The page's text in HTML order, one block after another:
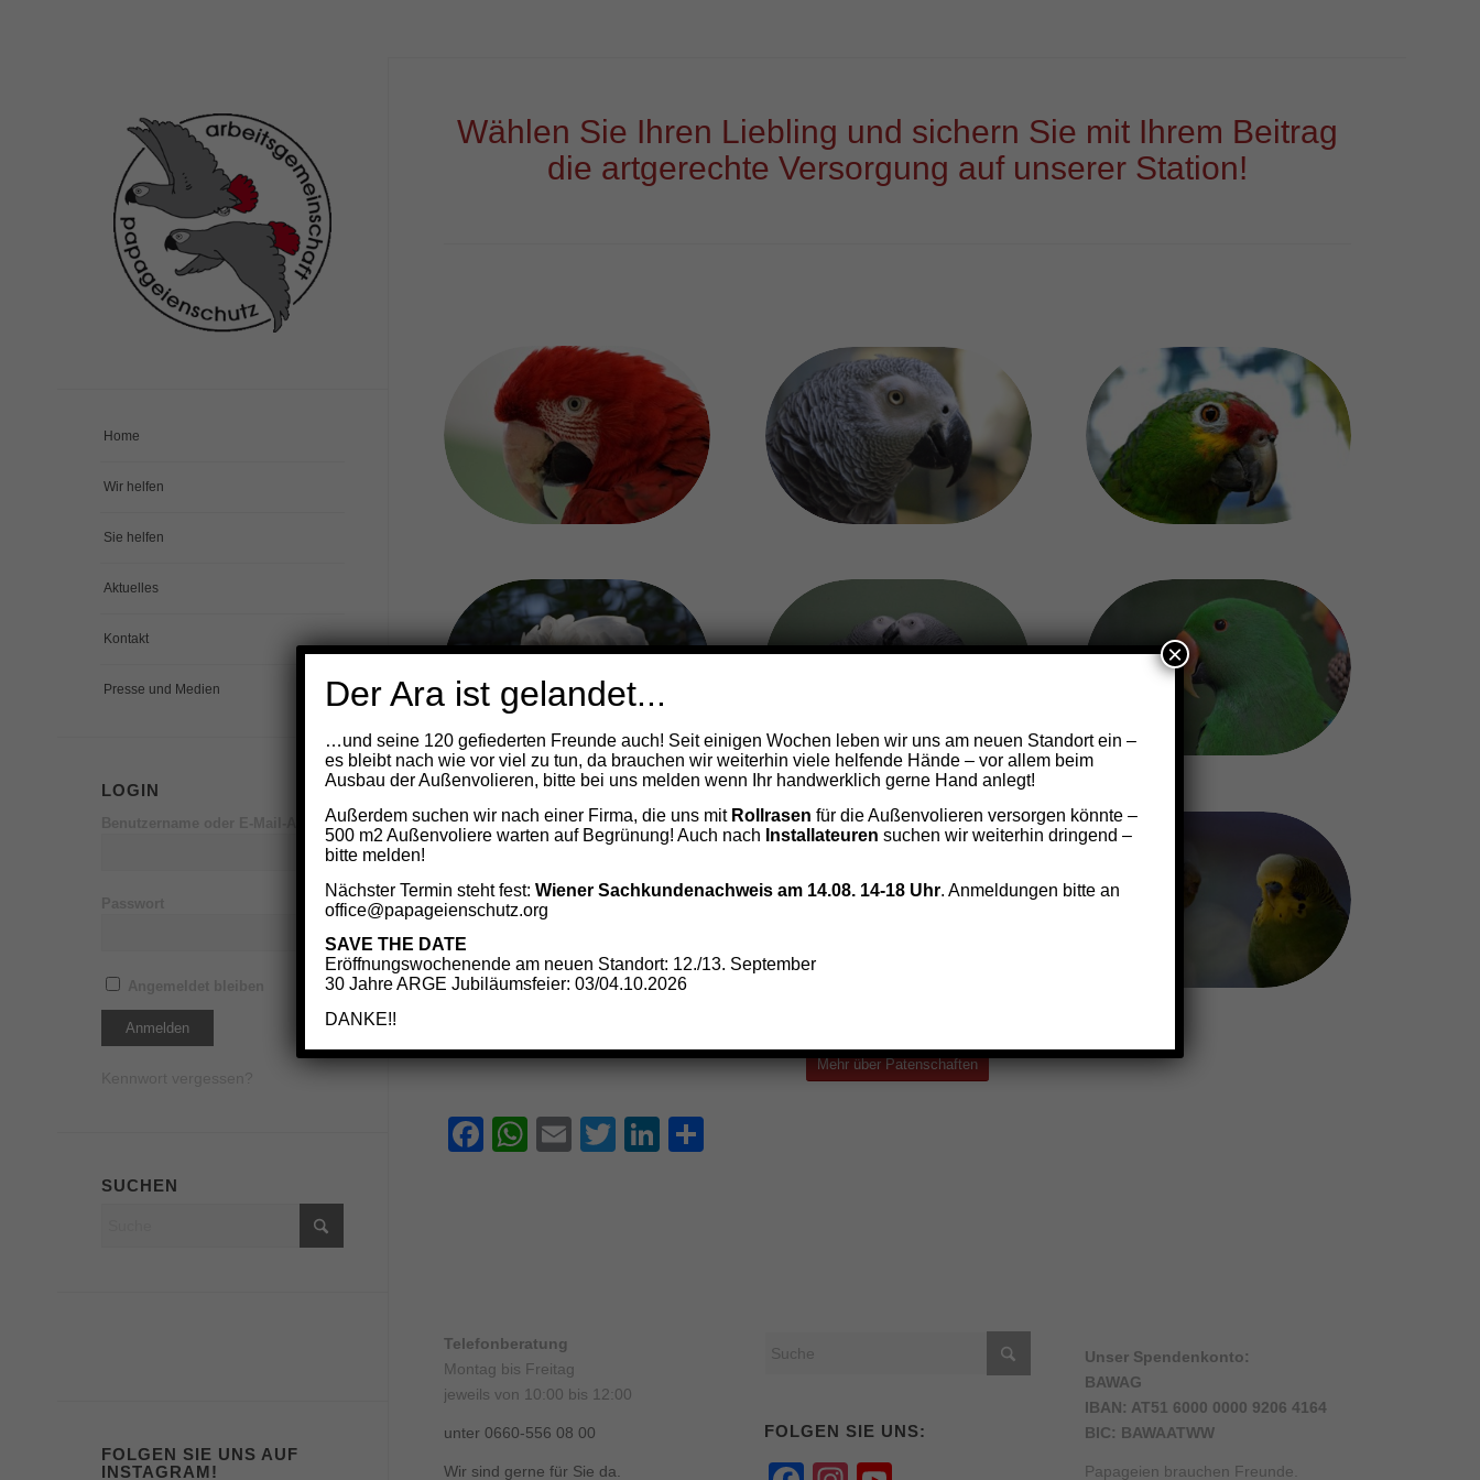
Home
Wir helfen
Sie helfen
Aktuelles
Kontakt
Presse und Medien
LOGIN
Benutzername oder E-Mail-Adresse
SUCHEN
FOLGEN SIE UNS AUF
INSTAGRAM!
Wählen Sie Ihren Liebling und sichern Sie mit Ihrem Beitrag
die artgerechte Versorgung auf unserer Station!
Ara Patenschaft ab 15
€ monatlich
Graupapageien
Patenschaft ab 9 €
monatlich
Amazonen Patenschaft
ab 9 € monatlich
Kakadu Patenschaft ab
12 € monatlich
Sonstige
Patenschaften 9 €
monatlich
Patenschaft ab 6 €
Patenschaft ab 9€
Sittich Patenschaft ab
6 € monatlich
Mehr über Patenschaften
Facebook
WhatsApp
EmailTwitterLinkedIn
Telefonberatung
Montag bis Freitag
jeweils von 10:00 bis 12:00
unter 0660-556 08 00
Wir sind gerne für Sie da.
FOLGEN SIE UNS:
Facebook
Instagram
Unser Spendenkonto:
BAWAG
IBAN: AT51 6000 0000 9206 4164
BIC: BAWAATWW
Papageien brauchen Freunde.
Der Ara ist gelandet...
…und seine 120 gefiederten Freunde auch! Seit einigen Wochen leben wir uns am neuen Standort ein –
es bleibt nach wie vor viel zu tun, da brauchen wir weiterhin viele helfende Hände – vor allem beim
Ausbau der Außenvolieren, bitte bei uns melden wenn Ihr handwerklich gerne Hand anlegt!
Außerdem suchen wir nach einer Firma, die uns mit Rollrasen für die Außenvolieren versorgen könnte –
500 m2 Außenvoliere warten auf Begrünung! Auch nach Installateuren suchen wir weiterhin dringend –
bitte melden!
Nächster Termin steht fest: Wiener Sachkundenachweis am 14.08. 14-18 Uhr. Anmeldungen bitte an
office@papageienschutz.org
SAVE THE DATE
Eröffnungswochenende am neuen Standort: 12./13. September
30 Jahre ARGE Jubiläumsfeier: 03/04.10.2026
DANKE!!
×